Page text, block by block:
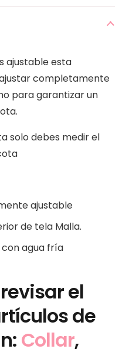
ajustable esta
completamente
para garantizar un
solo debes medir el
ajustable
de tela Malla.
agua fría
el
de
Collar,